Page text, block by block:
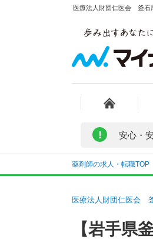
医療法人財団仁医会 釜石
! 安心・
薬剤師の求人・転職TOP
医療法人財団仁医会
【岩手県